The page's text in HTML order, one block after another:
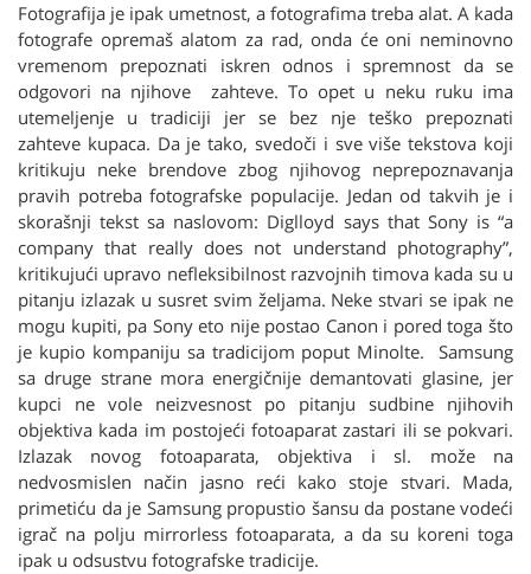
Fotografija je ipak umetnost, a fotografima treba alat. A kada
fotografe opremaš alatom za rad, onda će oni neminovno
vremenom prepoznati iskren odnos i spremnost da se
odgovori na njihove zahteve. To opet u neku ruku ima
utemeljenje u tradiciji jer se bez nje teško prepoznati
zahteve kupaca. Da je tako, svedoči i sve više tekstova koji
kritikuju neke brendove zbog njihovog neprepoznavanja
pravih potreba fotografske populacije. Jedan od takvih je i
skorašnji tekst sa naslovom: Diglloyd says that Sony is “a
company that really does not understand photography”,
kritikujući upravo nefleksibilnost razvojnih timova kada su u
pitanju izlazak u susret svim željama. Neke stvari se ipak ne
mogu kupiti, pa Sony eto nije postao Canon i pored toga što
je kupio kompaniju sa tradicijom poput Minolte. Samsung
sa druge strane mora energičnije demantovati glasine, jer
kupci ne vole neizvesnost po pitanju sudbine njihovih
objektiva kada im postojeći fotoaparat zastari ili se pokvari.
Izlazak novog fotoaparata, objektiva i sl. može na
nedvosmislen način jasno reći kako stoje stvari. Mada,
primetiću da je Samsung propustio šansu da postane vodeći
igrač na polju mirrorless fotoaparata, a da su koreni toga
ipak u odsustvu fotografske tradicije.